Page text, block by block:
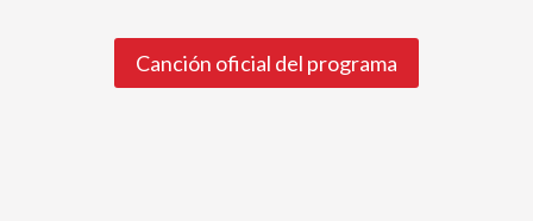
Canción oficial del programa